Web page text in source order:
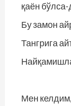
қаён бўлса-
Бу замон
Тангрига
Мен